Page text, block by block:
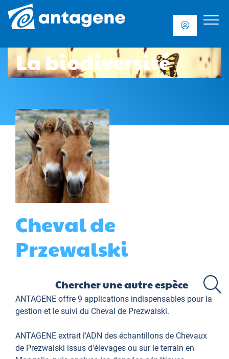
La biodiversité
Cheval de
Przewalski
ANTAGENE offre 9 applications indispensables pour la
gestion et le suivi du Cheval de Prezwalski.
ANTAGENE extrait l’ADN des échantillons de Chevaux
de Prezwalski issus d'élevages ou sur le terrain en